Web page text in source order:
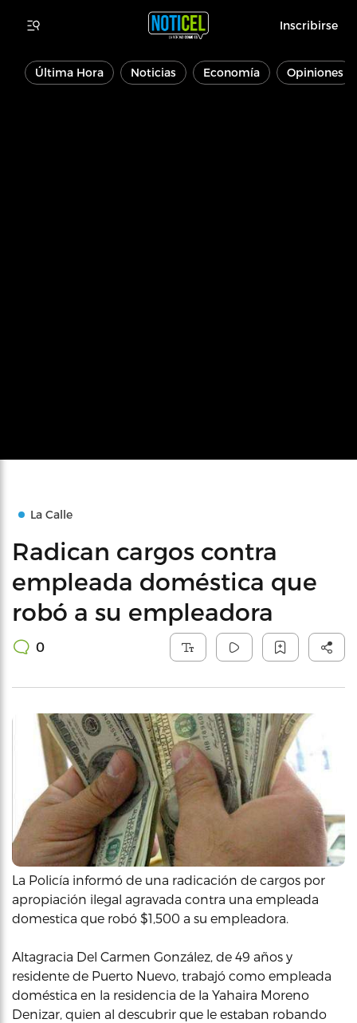
Inscribirse
Última Hora Noticias Economía Opiniones
La Calle
Radican cargos contra
empleada doméstica que
robó a su empleadora
0
La Policía informó de una radicación de cargos por
apropiación ilegal agravada contra una empleada
domestica que robó $1,500 a su empleadora.
Altagracia Del Carmen González, de 49 años y
residente de Puerto Nuevo, trabajó como empleada
doméstica en la residencia de la Yahaira Moreno
Denizar, quien al descubrir que le estaban robando